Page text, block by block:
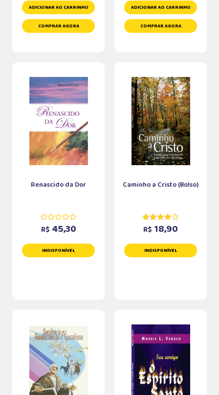
ADICIONAR AO CARRINHO
COMPRAR AGORA
ADICIONAR AO CARRINHO
COMPRAR AGORA
Renascido da Dor
R$ 45,30
INDISPONÍVEL
Caminho a Cristo (Bolso)
R$ 18,90
INDISPONÍVEL